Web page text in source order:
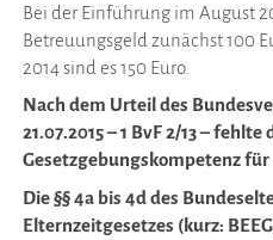
Bei der Einführung im August
Betreuungsgeld zunächst 100
2014 sind es 150 Euro.
Nach dem Urteil des
21.07.2015 – 1 BvF 2/13 –
Gesetzgebungskompetenz
Die §§ 4a bis 4d des
Elternzeitgesetzes (kurz: